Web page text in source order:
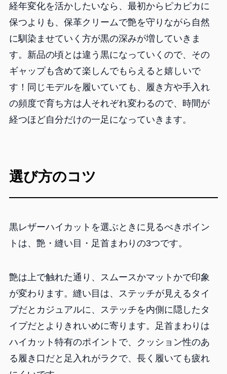
経年変化を活かしたいなら、最初からピカピカに
保つよりも、保革クリームで艶を守りながら自然
に馴染ませていく方が黒の深みが増していきま
す。新品の頃とは違う黒になっていくので、その
ギャップも含めて楽しんでもらえると嬉しいで
す！同じモデルを履いていても、履き方や手入れ
の頻度で育ち方は人それぞれ変わるので、時間が
経つほど自分だけの一足になっていきます。
選び方のコツ
黒レザーハイカットを選ぶときに見るべきポイン
トは、艶・縫い目・足首まわりの3つです。
艶は上で触れた通り、スムースかマットかで印象
が変わります。縫い目は、ステッチが見えるタイ
プだとカジュアルに、ステッチを内側に隠したタ
イプだとよりきれいめに寄ります。足首まわりは
ハイカット特有のポイントで、クッション性のあ
る履き口だと足入れがラクで、長く履いても疲れ